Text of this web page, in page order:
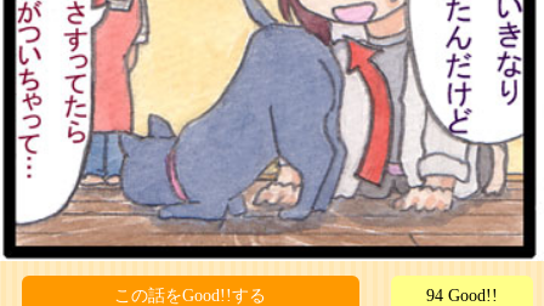
この話をGood!!する 94 Good!!